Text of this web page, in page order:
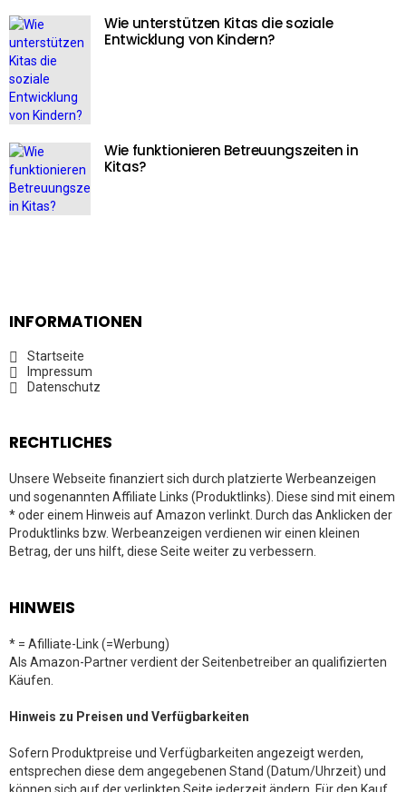
Wie unterstützen Kitas die soziale
Entwicklung von Kindern?
Wie funktionieren Betreuungszeiten in
Kitas?
INFORMATIONEN
Startseite
Impressum
Datenschutz
RECHTLICHES
Unsere Webseite finanziert sich durch platzierte Werbeanzeigen
und sogenannten Affiliate Links (Produktlinks). Diese sind mit einem
* oder einem Hinweis auf Amazon verlinkt. Durch das Anklicken der
Produktlinks bzw. Werbeanzeigen verdienen wir einen kleinen
Betrag, der uns hilft, diese Seite weiter zu verbessern.
HINWEIS
* = Afilliate-Link (=Werbung)
Als Amazon-Partner verdient der Seitenbetreiber an qualifizierten
Käufen.
Hinweis zu Preisen und Verfügbarkeiten
Sofern Produktpreise und Verfügbarkeiten angezeigt werden,
entsprechen diese dem angegebenen Stand (Datum/Uhrzeit) und